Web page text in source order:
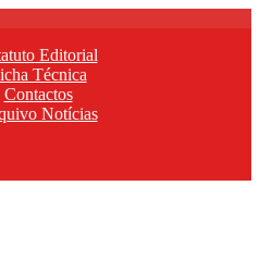
Editorial
Técnica
Contactos
Notícias